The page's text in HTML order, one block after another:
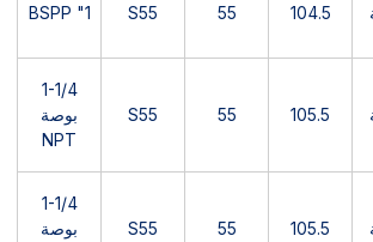
104.5
55
S55
1" BSPP
105.5
55
S55
1-1/4
بوصة
NPT
105.5
55
S55
1-1/4
بوصة